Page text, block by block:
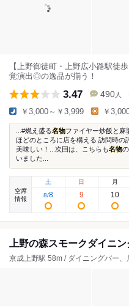
【上野御徒町・上野広小路駅徒
覚演出◎の逸品が揃う！
3.47 490 人
￥3,000～￥3,999 ￥
...#燃え盛る名物ファイヤー炒飯と麻
ほどのところに店を構える 訪問時の
美味しい！...次回は、こちらも名物
いました...
空席
情報
土
8/8
日
9
月
10
上野の森スモークダイニ
京成上野駅 58m / ダイニングバー